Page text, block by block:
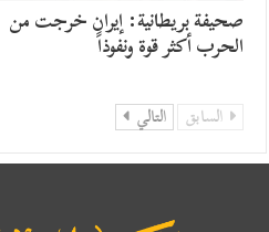
صحيفة بريطانية: إيران خرجت من
الحرب أكثر قوة ونفوذاً
السابق التالي